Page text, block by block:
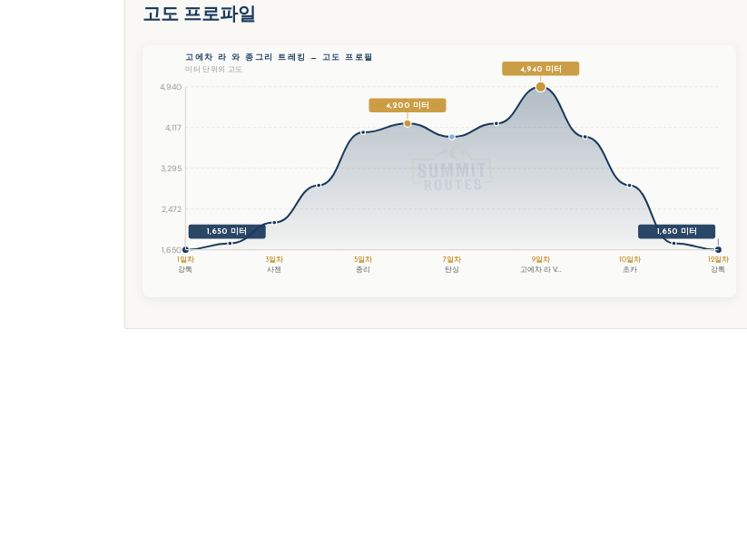
고도 프로파일
고에차 라 와 종그리 트레킹 — 고도 프로필
미터 단위의 고도
1,650
2,472
3,295
4,117
4,940
1,650 미터
4,200 미터
4,940 미터
1,650 미터
1일차
강톡
3일차
사첸
5일차
종리
7일차
탄싱
9일차
고에차 라 V...
10일차
초카
12일차
강톡